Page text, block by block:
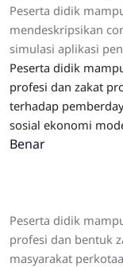
Peserta didik
mendeskripsikan
simulasi aplikasi
Peserta didik
profesi dan zakat
terhadap
sosial ekonomi
Benar
Peserta didik
profesi dan bentuk
masyarakat